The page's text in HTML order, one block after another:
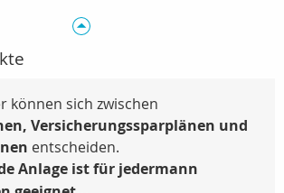
können sich zwischen
Versicherungssparplänen und
entscheiden.
Anlage ist für jedermann